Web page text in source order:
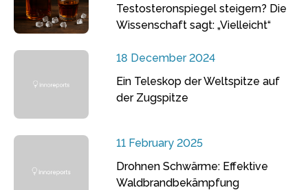
Testosteronspiegel steigern? Die
Wissenschaft sagt: „Vielleicht“
18 December 2024
Ein Teleskop der Weltspitze auf
der Zugspitze
11 February 2025
Drohnen Schwärme: Effektive
Waldbrandbekämpfung